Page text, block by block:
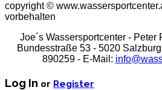
copyright ©
vorbehalten
Joe´s Wassersportcenter - Peter
Bundesstraße 53 - 5020
890259 - E-Mail:
Log In or Register